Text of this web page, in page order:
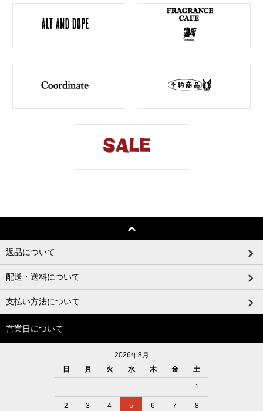
返品について
配送・送料について
支払い方法について
営業日について
2026年8月
日
月 火 水 木 金 土
1
2 3 4 5 6 7 8